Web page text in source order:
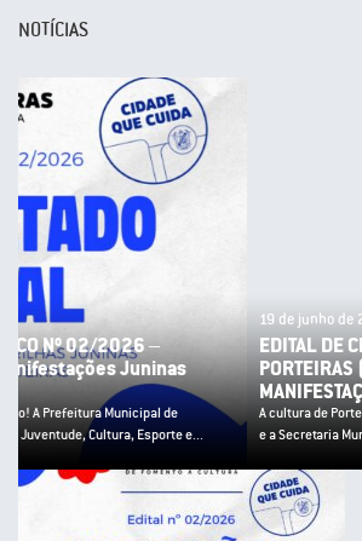
NOTÍCIAS
19 de junho de 2026
EDITAL DE CHAMAMENTO PÚBLICO Nº
PORTEIRAS (PREMIAÇÃO CULTURA
MANIFESTAÇÕES JUNINAS)
A cultura de Porteiras merece reconhecimento! A
e a Secretaria Municipal de Juventude, Cultura, Esporte